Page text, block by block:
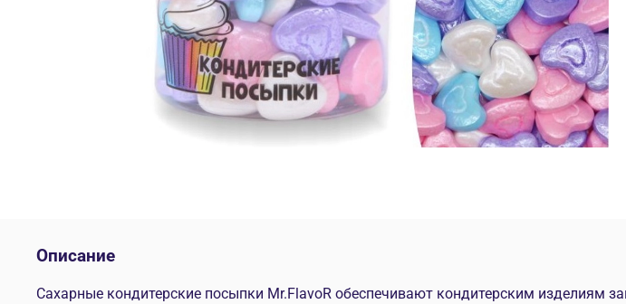
Описание
Сахарные кондитерские посыпки Mr.FlavoR обеспечивают кондитерским